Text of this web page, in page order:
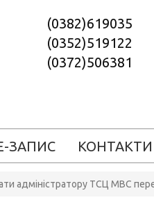
(0382)619035
(0352)519122
(0372)506381
ЗАПИС КОНТАКТИ
адміністратору ТСЦ МВС